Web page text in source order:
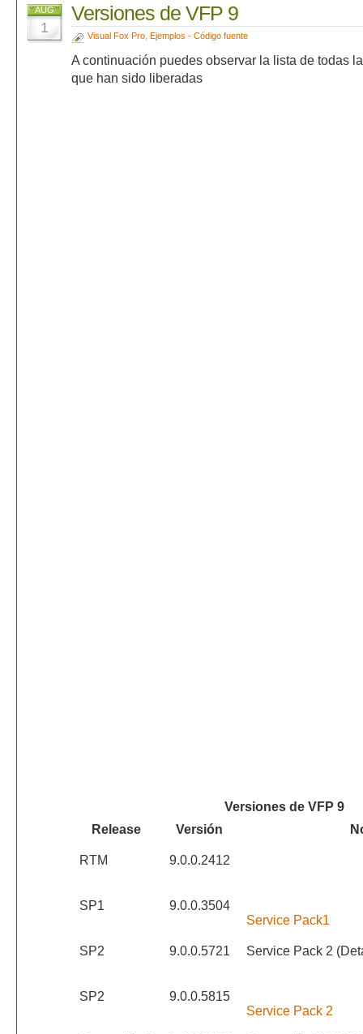
AUG
1
Versiones de VFP 9
Visual Fox Pro, Ejemplos - Código fuente
A continuación puedes observar la lista de todas
que han sido liberadas
Versiones de VFP 9
Release
Versión
RTM 9.0.0.2412
SP1
9.0.0.3504
Service Pack1
SP2 9.0.0.5721 Service Pack 2
SP2
9.0.0.5815
Service Pack 2